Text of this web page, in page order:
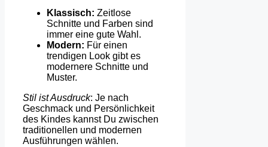
Klassisch: Zeitlose
Schnitte und Farben sind
immer eine gute Wahl.
Modern: Für einen
trendigen Look gibt es
modernere Schnitte und
Muster.
Stil ist Ausdruck: Je nach
Geschmack und Persönlichkeit
des Kindes kannst Du zwischen
traditionellen und modernen
Ausführungen wählen.